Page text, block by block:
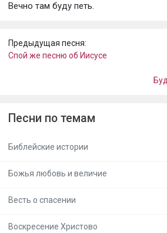
Вечно там буду петь.
Предыдущая песня:
Спой же песню об Иисусе
Песни по темам
Библейские истории
Божья любовь и величие
Весть о спасении
Воскресение Христово